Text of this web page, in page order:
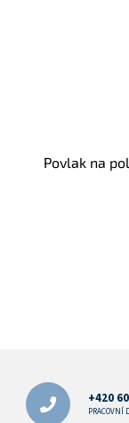
Povlak na
+420
PRACOVNÍ